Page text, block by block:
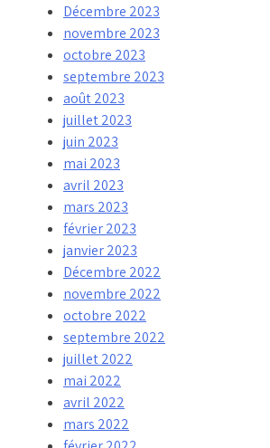
Décembre 2023
novembre 2023
octobre 2023
septembre 2023
août 2023
juillet 2023
juin 2023
mai 2023
avril 2023
mars 2023
février 2023
janvier 2023
Décembre 2022
novembre 2022
octobre 2022
septembre 2022
juillet 2022
mai 2022
avril 2022
mars 2022